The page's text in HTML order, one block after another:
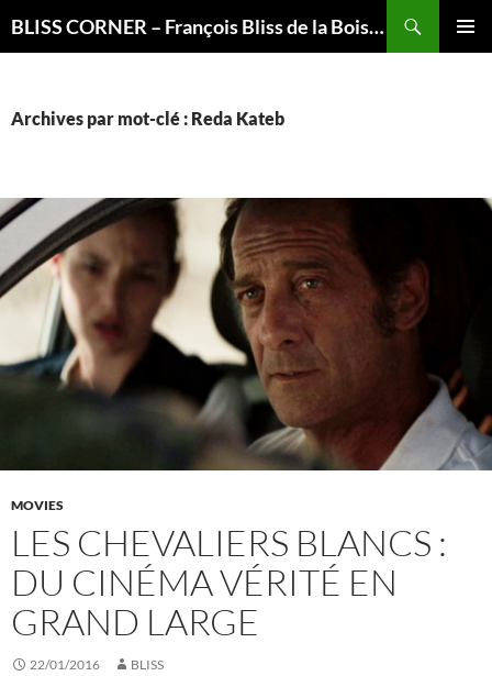
BLISS CORNER – François Bliss de la Boissière is here
Archives par mot-clé : Reda Kateb
MOVIES
LES CHEVALIERS BLANCS :
DU CINÉMA VÉRITÉ EN
GRAND LARGE
22/01/2016 BLISS